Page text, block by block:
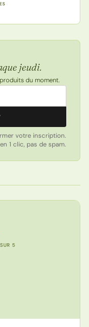
jeudi.
du moment.
votre inscription.
1 clic, pas de spam.
5